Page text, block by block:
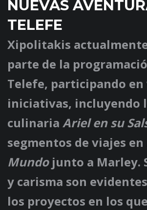
NUEVAS
TELEFE
Xipolitakis
parte de la
Telefe, participando en
iniciativas, incluyendo
culinaria Ariel en su
segmentos de viajes en
Mundojunto a Marley.
y carisma son
los proyectos en los